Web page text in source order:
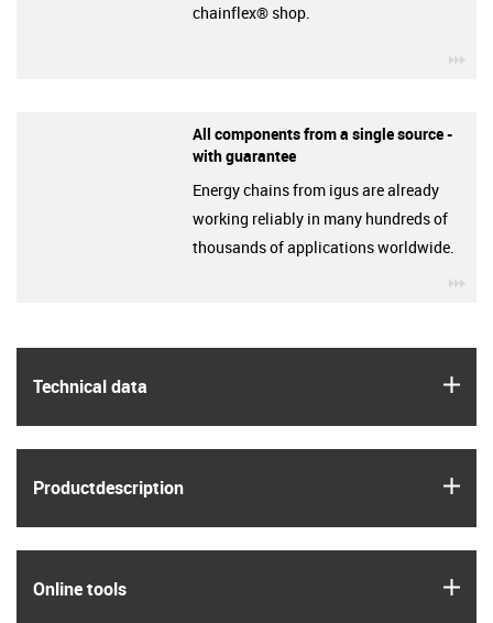
Technical data
Product­description
Online tools
chainflex® shop.
All components from a single source -
with guarantee
Energy chains from igus are already
working reliably in many hundreds of
thousands of applications worldwide.